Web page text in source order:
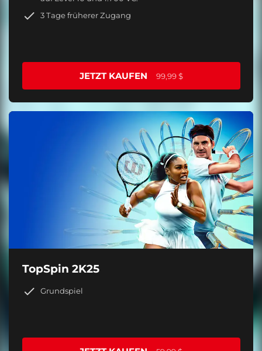
3 Tage früherer Zugang
JETZT KAUFEN 99,99 $
TopSpin 2K25
Grundspiel